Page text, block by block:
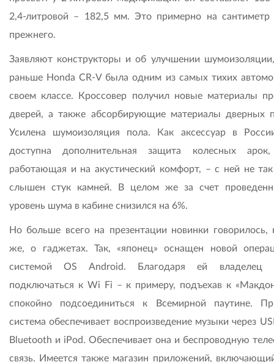
2,4-литровой – 182,5 мм. Это примерно на сантиметр
прежнего.
Заявляют конструкторы и об улучшении
раньше Honda CR-V была одним из самых тихих
своем классе. Кроссовер получил новые материалы
дверей, а также абсорбирующие материалы дверных
Усилена шумоизоляция пола. Как аксессуар в
доступна дополнительная защита колесных
работающая и на акустический комфорт, – с ней не
слышен стук камней. В целом же за счет
уровень шума в кабине снизился на 6%.
Но больше всего на презентации новинки говорилось,
же, о гаджетах. Так, «японец» оснащен новой
системой OS Android. Благодаря ей владелец
подключаться к Wi Fi – к примеру, подъехав к
спокойно подсоединиться к Всемирной паутине.
система обеспечивает воспроизведение музыки через
Bluetooth и iPod. Обеспечивает она и беспроводную
связь. Имеется также магазин приложений,